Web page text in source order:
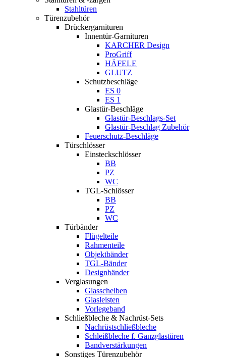
Stahltüren
Türenzubehör
Drückergarnituren
Innentür-Garnituren
KARCHER Design
ProGriff
HÄFELE
GLUTZ
Schutzbeschläge
ES 0
ES 1
Glastür-Beschläge
Glastür-Beschlags-Set
Glastür-Beschlag Zubehör
Feuerschutz-Beschläge
Türschlösser
Einsteckschlösser
BB
PZ
WC
TGL-Schlösser
BB
PZ
WC
Türbänder
Flügelteile
Rahmenteile
Objektbänder
TGL-Bänder
Designbänder
Verglasungen
Glasscheiben
Glasleisten
Vorlegeband
Schließbleche & Nachrüst-Sets
Nachrüstschließbleche
Schleißbleche f. Ganzglastüren
Bandverstärkungen
Sonstiges Türenzubehör